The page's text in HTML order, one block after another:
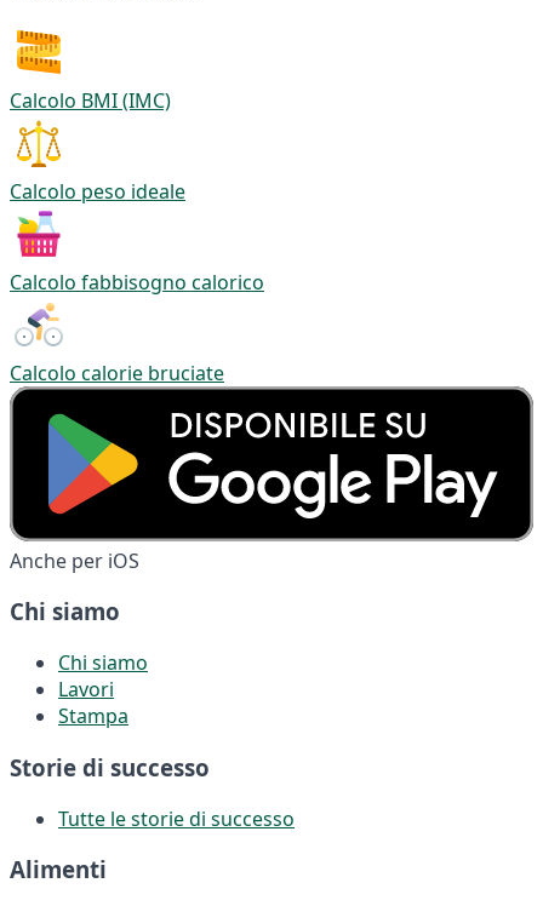
Calcolo BMI (IMC)
Calcolo peso ideale
Calcolo fabbisogno calorico
Calcolo calorie bruciate
Anche per iOS
Chi siamo
Chi siamo
Lavori
Stampa
Storie di successo
Tutte le storie di successo
Alimenti